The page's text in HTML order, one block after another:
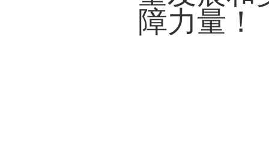
障力量！